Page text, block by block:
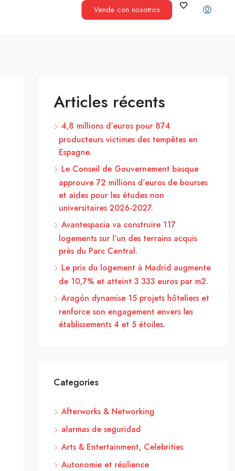
Vende con nosotros
Articles récents
4,8 millions d’euros pour 874
producteurs victimes des tempêtes en
Espagne.
Le Conseil de Gouvernement basque
approuve 72 millions d’euros de bourses
et aides pour les études non
universitaires 2026-2027.
Avantespacia va construire 117
logements sur l’un des terrains acquis
près du Parc Central.
Le prix du logement à Madrid augmente
de 10,7% et atteint 3 333 euros par m2.
Aragón dynamise 15 projets hôteliers et
renforce son engagement envers les
établissements 4 et 5 étoiles.
Categories
Afterworks & Networking
alarmas de seguridad
Arts & Entertainment, Celebrities
Autonomie et résilience